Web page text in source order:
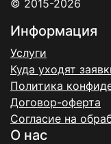
© 2015-2026
Информация
Услуги
Куда уходят
Политика
Договор-оферта
Согласие на
О нас